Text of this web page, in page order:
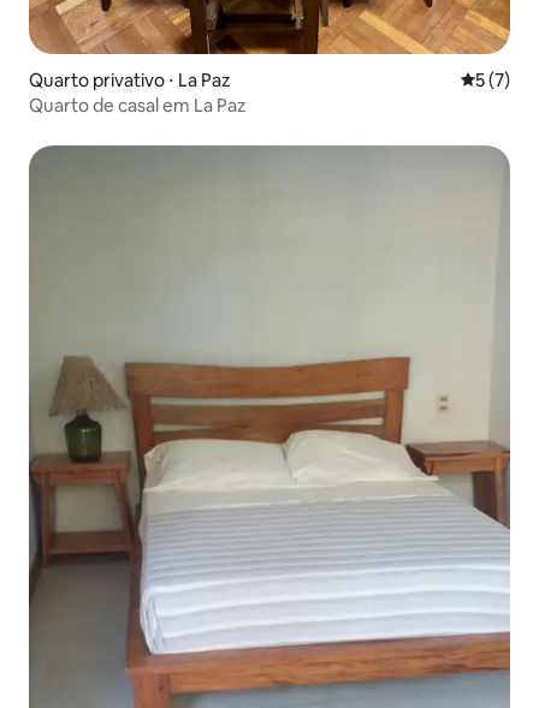
Quarto privativo ⋅ La Paz 5 de
5 (7)
Quarto de casal em La Paz